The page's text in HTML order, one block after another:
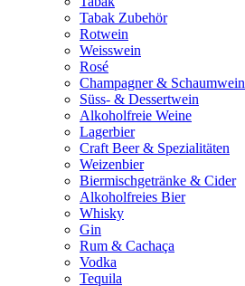
Tabak Zubehör
Rotwein
Weisswein
Rosé
Champagner & Schaumwein
Süss- & Dessertwein
Alkoholfreie Weine
Lagerbier
Craft Beer & Spezialitäten
Weizenbier
Biermischgetränke & Cider
Alkoholfreies Bier
Whisky
Gin
Rum & Cachaça
Vodka
Tequila